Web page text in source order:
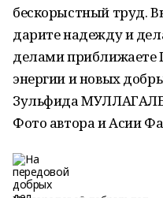
бескорыстный труд.
дарите надежду и
делами приближаете
энергии и новых
Зульфида
Фото автора и Асии